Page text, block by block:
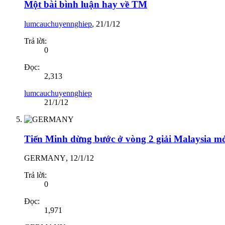
Một bài bình luận hay về TM
lumcauchuyennghiep, 21/1/12
Trả lời:
0
Đọc:
2,313
lumcauchuyennghiep
21/1/12
Tiến Minh dừng bước ở vòng 2 giải Malaysia
GERMANY, 12/1/12
Trả lời:
0
Đọc:
1,971